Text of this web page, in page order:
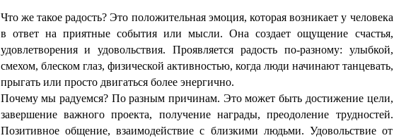
Что же такое радость? Это положительная эмоция, которая возникает у человека
в ответ на приятные события или мысли. Она создает ощущение счастья,
удовлетворения и удовольствия. Проявляется радость по-разному: улыбкой,
смехом, блеском глаз, физической активностью, когда люди начинают танцевать,
прыгать или просто двигаться более энергично.
Почему мы радуемся? По разным причинам. Это может быть достижение цели,
завершение важного проекта, получение награды, преодоление трудностей.
Позитивное общение, взаимодействие с близкими людьми. Удовольствие от